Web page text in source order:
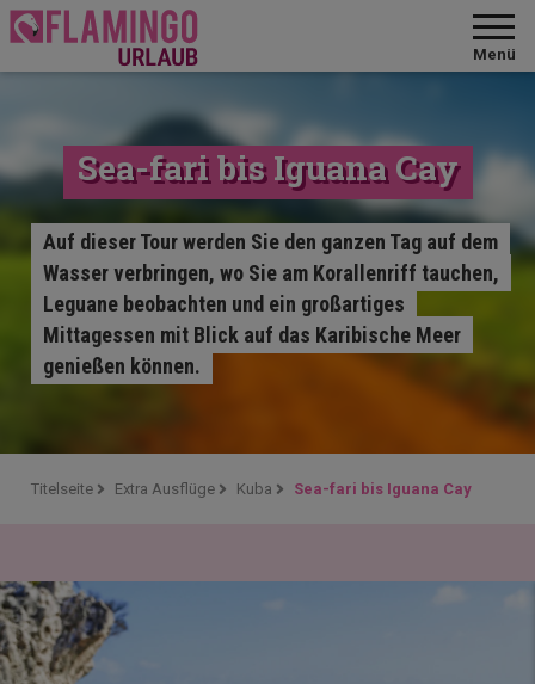
Menü
Sea-fari bis Iguana Cay
Auf dieser Tour werden Sie den ganzen Tag auf dem
Wasser verbringen, wo Sie am Korallenriff tauchen,
Leguane beobachten und ein großartiges
Mittagessen mit Blick auf das Karibische Meer
genießen können.
Titelseite Extra Ausflüge Kuba Sea-fari bis Iguana Cay